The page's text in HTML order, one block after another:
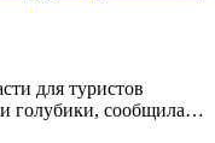
для туристов
и голубики, сообщила…